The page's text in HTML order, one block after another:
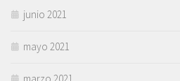
junio 2021
mayo 2021